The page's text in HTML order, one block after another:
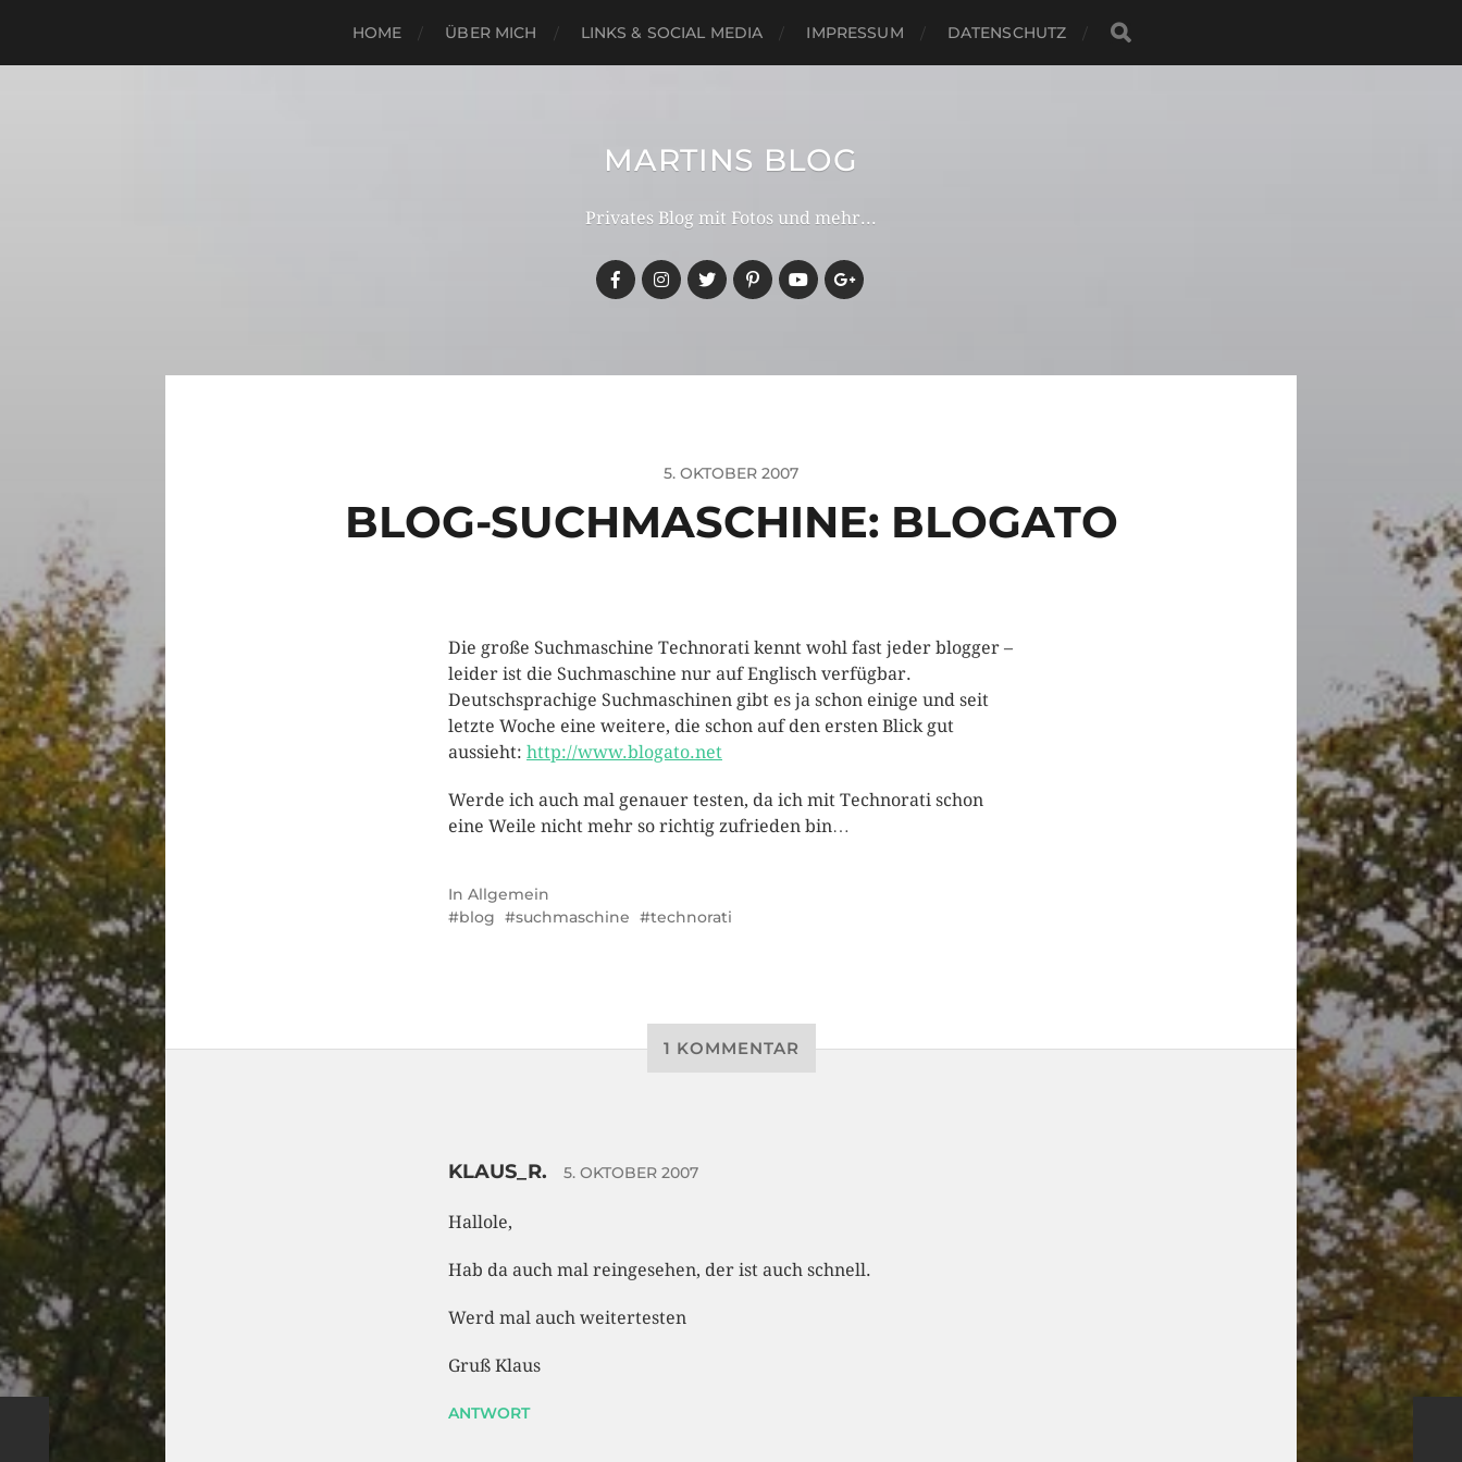
HOME ÜBER MICH LINKS & SOCIAL MEDIA IMPRESSUM DATENSCHUTZ
MARTINS BLOG
Privates Blog mit Fotos und mehr...
5. OKTOBER 2007
BLOG-SUCHMASCHINE: BLOGATO
Die große Suchmaschine Technorati kennt wohl fast jeder blogger –
leider ist die Suchmaschine nur auf Englisch verfügbar.
Deutschsprachige Suchmaschinen gibt es ja schon einige und seit
letzte Woche eine weitere, die schon auf den ersten Blick gut
aussieht: http://www.blogato.net
Werde ich auch mal genauer testen, da ich mit Technorati schon
eine Weile nicht mehr so richtig zufrieden bin…
In Allgemein
blog
suchmaschine technorati
1 KOMMENTAR
KLAUS_R. 5. OKTOBER 2007
Hallole,
Hab da auch mal reingesehen, der ist auch schnell.
Werd mal auch weitertesten
Gruß Klaus
ANTWORT